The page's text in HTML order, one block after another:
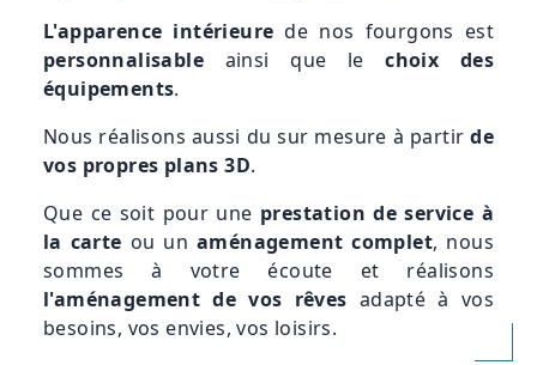
L'apparence intérieure de nos fourgons est
personnalisable ainsi que lechoix des
équipements.
Nous réalisons aussi du sur mesure à partirde
vos propres plans 3D.
Que ce soit pour une prestation de service à
la carte ou un aménagement complet, nous
sommes à votre écoute et réalisons
l'aménagement de vos rêves adapté à vos
besoins, vos envies, vos loisirs.